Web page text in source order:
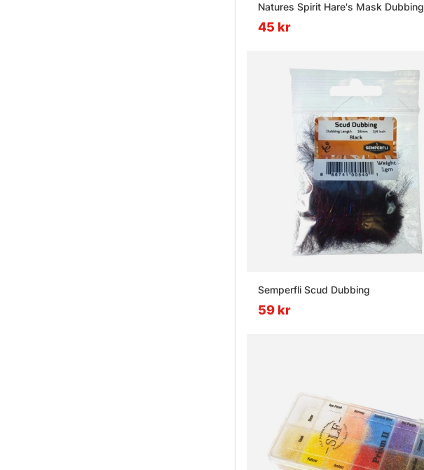
Natures Spirit Hare's Mask Dubbing
45 kr
Semperfli Scud Dubbing
59 kr